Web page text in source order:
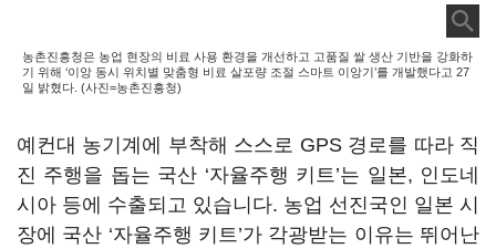
농촌진흥청은 농업 현장의 비료 사용 환경을 개선하고 고품질 쌀 생산 기반을 강화하
기 위해 ‘이앙 동시 위치별 맞춤형 비료 살포량 조절 스마트 이앙기’를 개발했다고 27
일 밝혔다. (사진=농촌진흥청)
예컨대 농기계에 부착해 스스로 GPS 경로를 따라 직
진 주행을 돕는 국산 ‘자율주행 키트’는 일본, 인도네
시아 등에 수출되고 있습니다. 농업 선진국인 일본 시
장에 국산 ‘자율주행 키트’가 각광받는 이유는 뛰어난